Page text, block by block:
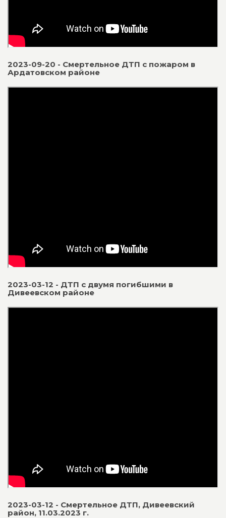
2023-09-20 - Смертельное ДТП с пожаром в
Ардатовском районе
2023-03-12 - ДТП с двумя погибшими в
Дивеевском районе
2023-03-12 - Смертельное ДТП, Дивеевский
район, 11.03.2023 г.